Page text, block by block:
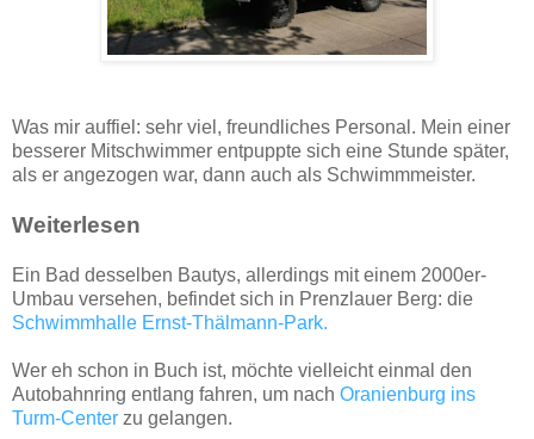
Was mir auffiel: sehr viel, freundliches Personal. Mein einer
besserer Mitschwimmer entpuppte sich eine Stunde später,
als er angezogen war, dann auch als Schwimmmeister.
Weiterlesen
Ein Bad desselben Bautys, allerdings mit einem 2000er-
Umbau versehen, befindet sich in Prenzlauer Berg: die
Schwimmhalle Ernst-Thälmann-Park.
Wer eh schon in Buch ist, möchte vielleicht einmal den
Autobahnring entlang fahren, um nach Oranienburg ins
Turm-Center zu gelangen.